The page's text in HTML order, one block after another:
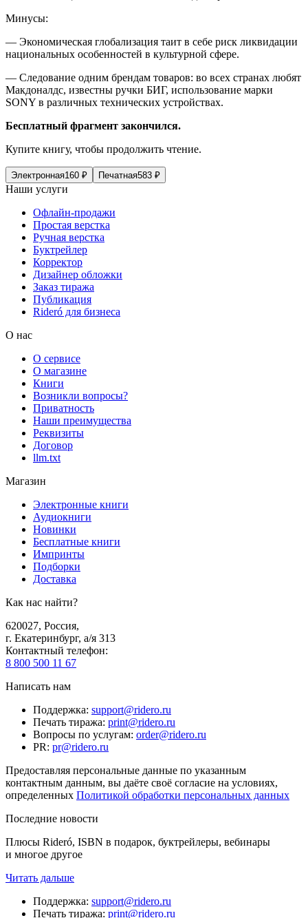
Минусы:
— Экономическая глобализация таит в себе риск ликвидации
национальных особенностей в культурной сфере.
— Следование одним брендам товаров: во всех странах любят
Макдоналдс, известны ручки БИГ, использование марки
SONY в различных технических устройствах.
Бесплатный фрагмент закончился.
Купите книгу, чтобы продолжить чтение.
Электронная160 ₽ Печатная583 ₽
Наши услуги
Офлайн-продажи
Простая верстка
Ручная верстка
Буктрейлер
Корректор
Дизайнер обложки
Заказ тиража
Публикация
Rideró для бизнеса
О нас
О сервисе
О магазине
Книги
Возникли вопросы?
Приватность
Наши преимущества
Реквизиты
Договор
llm.txt
Магазин
Электронные книги
Аудиокниги
Новинки
Бесплатные книги
Импринты
Подборки
Доставка
Как нас найти?
620027, Россия,
г. Екатеринбург, а/я 313
Контактный телефон:
8 800 500 11 67
Написать нам
Поддержка: support@ridero.ru
Печать тиража: print@ridero.ru
Вопросы по услугам: order@ridero.ru
PR: pr@ridero.ru
Предоставляя персональные данные по указанным
контактным данным, вы даёте своё согласие на условиях,
определенных Политикой обработки персональных данных
Последние новости
Плюсы Rideró, ISBN в подарок, буктрейлеры, вебинары
и многое другое
Читать дальше
Поддержка: support@ridero.ru
Печать тиража: print@ridero.ru